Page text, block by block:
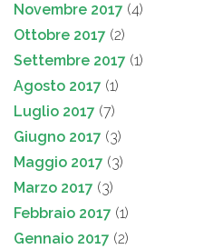
Novembre 2017 (4)
Ottobre 2017 (2)
Settembre 2017 (1)
Agosto 2017 (1)
Luglio 2017 (7)
Giugno 2017 (3)
Maggio 2017 (3)
Marzo 2017 (3)
Febbraio 2017 (1)
Gennaio 2017 (2)